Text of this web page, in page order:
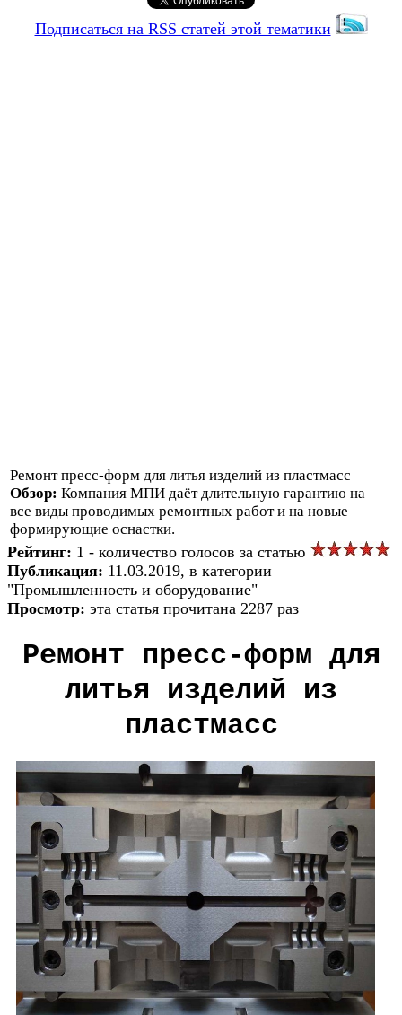
Подписаться на RSS статей этой тематики
Ремонт пресс-форм для литья изделий из пластмасс
Обзор: Компания МПИ даёт длительную гарантию на
все виды проводимых ремонтных работ и на новые
формирующие оснастки.
Рейтинг: 1 - количество голосов за статью
Публикация: 11.03.2019, в категории
"Промышленность и оборудование"
Просмотр: эта статья прочитана 2287 раз
Ремонт пресс-форм для
литья изделий из
пластмасс